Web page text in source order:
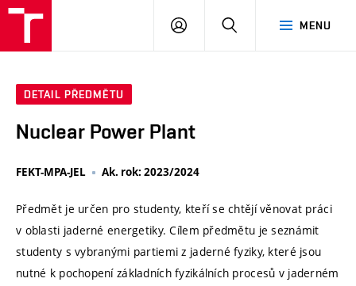
MENU
PŘIHLÁSIT
DETAIL PŘEDMĚTU
Nuclear Power Plant
FEKT-MPA-JEL Ak. rok: 2023/2024
Předmět je určen pro studenty, kteří se chtějí věnovat práci
v oblasti jaderné energetiky. Cílem předmětu je seznámit
studenty s vybranými partiemi z jaderné fyziky, které jsou
nutné k pochopení základních fyzikálních procesů v jaderném